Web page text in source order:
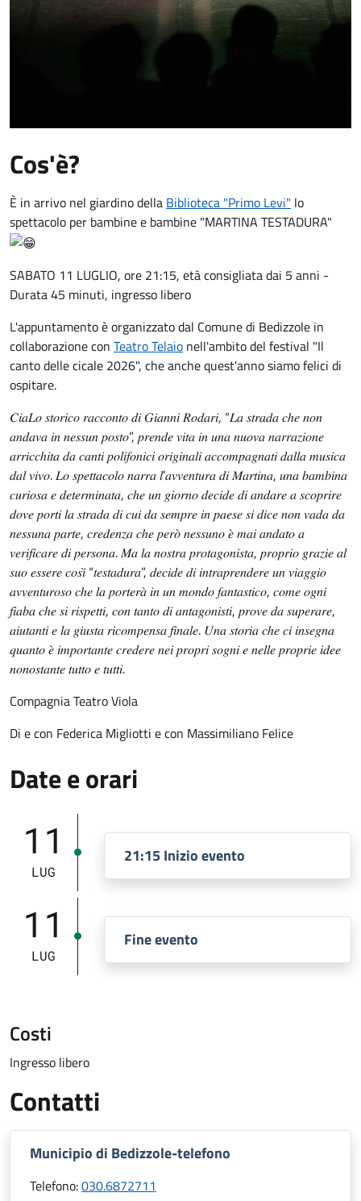
Cos'è?
È in arrivo nel giardino della Biblioteca "Primo Levi" lo
spettacolo per bambine e bambine "MARTINA TESTADURA"
SABATO 11 LUGLIO, ore 21:15, età consigliata dai 5 anni -
Durata 45 minuti, ingresso libero
L'appuntamento è organizzato dal Comune di Bedizzole in
collaborazione con Teatro Telaio nell'ambito del festival "Il
canto delle cicale 2026", che anche quest'anno siamo felici di
ospitare.
𝐶𝑖𝑎𝐿𝑜 𝑠𝑡𝑜𝑟𝑖𝑐𝑜 𝑟𝑎𝑐𝑐𝑜𝑛𝑡𝑜 𝑑𝑖 𝐺𝑖𝑎𝑛𝑛𝑖 𝑅𝑜𝑑𝑎𝑟𝑖, “𝐿𝑎 𝑠𝑡𝑟𝑎𝑑𝑎 𝑐ℎ𝑒 𝑛𝑜𝑛
𝑎𝑛𝑑𝑎𝑣𝑎 𝑖𝑛 𝑛𝑒𝑠𝑠𝑢𝑛 𝑝𝑜𝑠𝑡𝑜”, 𝑝𝑟𝑒𝑛𝑑𝑒 𝑣𝑖𝑡𝑎 𝑖𝑛 𝑢𝑛𝑎 𝑛𝑢𝑜𝑣𝑎 𝑛𝑎𝑟𝑟𝑎𝑧𝑖𝑜𝑛𝑒
𝑎𝑟𝑟𝑖𝑐𝑐ℎ𝑖𝑡𝑎 𝑑𝑎 𝑐𝑎𝑛𝑡𝑖 𝑝𝑜𝑙𝑖𝑓𝑜𝑛𝑖𝑐𝑖 𝑜𝑟𝑖𝑔𝑖𝑛𝑎𝑙𝑖 𝑎𝑐𝑐𝑜𝑚𝑝𝑎𝑔𝑛𝑎𝑡𝑖 𝑑𝑎𝑙𝑙𝑎 𝑚𝑢𝑠𝑖𝑐𝑎
𝑑𝑎𝑙 𝑣𝑖𝑣𝑜. 𝐿𝑜 𝑠𝑝𝑒𝑡𝑡𝑎𝑐𝑜𝑙𝑜 𝑛𝑎𝑟𝑟𝑎 𝑙’𝑎𝑣𝑣𝑒𝑛𝑡𝑢𝑟𝑎 𝑑𝑖 𝑀𝑎𝑟𝑡𝑖𝑛𝑎, 𝑢𝑛𝑎 𝑏𝑎𝑚𝑏𝑖𝑛𝑎
𝑐𝑢𝑟𝑖𝑜𝑠𝑎 𝑒 𝑑𝑒𝑡𝑒𝑟𝑚𝑖𝑛𝑎𝑡𝑎, 𝑐ℎ𝑒 𝑢𝑛 𝑔𝑖𝑜𝑟𝑛𝑜 𝑑𝑒𝑐𝑖𝑑𝑒 𝑑𝑖 𝑎𝑛𝑑𝑎𝑟𝑒 𝑎 𝑠𝑐𝑜𝑝𝑟𝑖𝑟𝑒
𝑑𝑜𝑣𝑒 𝑝𝑜𝑟𝑡𝑖 𝑙𝑎 𝑠𝑡𝑟𝑎𝑑𝑎 𝑑𝑖 𝑐𝑢𝑖 𝑑𝑎 𝑠𝑒𝑚𝑝𝑟𝑒 𝑖𝑛 𝑝𝑎𝑒𝑠𝑒 𝑠𝑖 𝑑𝑖𝑐𝑒 𝑛𝑜𝑛 𝑣𝑎𝑑𝑎 𝑑𝑎
𝑛𝑒𝑠𝑠𝑢𝑛𝑎 𝑝𝑎𝑟𝑡𝑒, 𝑐𝑟𝑒𝑑𝑒𝑛𝑧𝑎 𝑐ℎ𝑒 𝑝𝑒𝑟𝑜̀ 𝑛𝑒𝑠𝑠𝑢𝑛𝑜 𝑒̀ 𝑚𝑎𝑖 𝑎𝑛𝑑𝑎𝑡𝑜 𝑎
𝑣𝑒𝑟𝑖𝑓𝑖𝑐𝑎𝑟𝑒 𝑑𝑖 𝑝𝑒𝑟𝑠𝑜𝑛𝑎. 𝑀𝑎 𝑙𝑎 𝑛𝑜𝑠𝑡𝑟𝑎 𝑝𝑟𝑜𝑡𝑎𝑔𝑜𝑛𝑖𝑠𝑡𝑎, 𝑝𝑟𝑜𝑝𝑟𝑖𝑜 𝑔𝑟𝑎𝑧𝑖𝑒 𝑎𝑙
𝑠𝑢𝑜 𝑒𝑠𝑠𝑒𝑟𝑒 𝑐𝑜𝑠𝑖̀ “𝑡𝑒𝑠𝑡𝑎𝑑𝑢𝑟𝑎”, 𝑑𝑒𝑐𝑖𝑑𝑒 𝑑𝑖 𝑖𝑛𝑡𝑟𝑎𝑝𝑟𝑒𝑛𝑑𝑒𝑟𝑒 𝑢𝑛 𝑣𝑖𝑎𝑔𝑔𝑖𝑜
𝑎𝑣𝑣𝑒𝑛𝑡𝑢𝑟𝑜𝑠𝑜 𝑐ℎ𝑒 𝑙𝑎 𝑝𝑜𝑟𝑡𝑒𝑟𝑎̀ 𝑖𝑛 𝑢𝑛 𝑚𝑜𝑛𝑑𝑜 𝑓𝑎𝑛𝑡𝑎𝑠𝑡𝑖𝑐𝑜, 𝑐𝑜𝑚𝑒 𝑜𝑔𝑛𝑖
𝑓𝑖𝑎𝑏𝑎 𝑐ℎ𝑒 𝑠𝑖 𝑟𝑖𝑠𝑝𝑒𝑡𝑡𝑖, 𝑐𝑜𝑛 𝑡𝑎𝑛𝑡𝑜 𝑑𝑖 𝑎𝑛𝑡𝑎𝑔𝑜𝑛𝑖𝑠𝑡𝑖, 𝑝𝑟𝑜𝑣𝑒 𝑑𝑎 𝑠𝑢𝑝𝑒𝑟𝑎𝑟𝑒,
𝑎𝑖𝑢𝑡𝑎𝑛𝑡𝑖 𝑒 𝑙𝑎 𝑔𝑖𝑢𝑠𝑡𝑎 𝑟𝑖𝑐𝑜𝑚𝑝𝑒𝑛𝑠𝑎 𝑓𝑖𝑛𝑎𝑙𝑒. 𝑈𝑛𝑎 𝑠𝑡𝑜𝑟𝑖𝑎 𝑐ℎ𝑒 𝑐𝑖 𝑖𝑛𝑠𝑒𝑔𝑛𝑎
𝑞𝑢𝑎𝑛𝑡𝑜 𝑒̀ 𝑖𝑚𝑝𝑜𝑟𝑡𝑎𝑛𝑡𝑒 𝑐𝑟𝑒𝑑𝑒𝑟𝑒 𝑛𝑒𝑖 𝑝𝑟𝑜𝑝𝑟𝑖 𝑠𝑜𝑔𝑛𝑖 𝑒 𝑛𝑒𝑙𝑙𝑒 𝑝𝑟𝑜𝑝𝑟𝑖𝑒 𝑖𝑑𝑒𝑒
𝑛𝑜𝑛𝑜𝑠𝑡𝑎𝑛𝑡𝑒 𝑡𝑢𝑡𝑡𝑜 𝑒 𝑡𝑢𝑡𝑡𝑖.
Compagnia Teatro Viola
Di e con Federica Migliotti e con Massimiliano Felice
Date e orari
11
LUG
21:15 Inizio evento
11
LUG
Fine evento
Costi
Ingresso libero
Contatti
Municipio di Bedizzole-telefono
Telefono:030.6872711